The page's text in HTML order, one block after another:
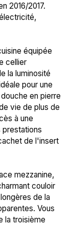
2016/2017.
équipée
cellier
la luminosité
pour une
en pierre
vie de plus de
à une
de l'insert
mezzanine,
couloir
de la
Vous
la troisième